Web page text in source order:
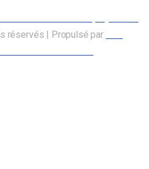
réservés | Propulsé par